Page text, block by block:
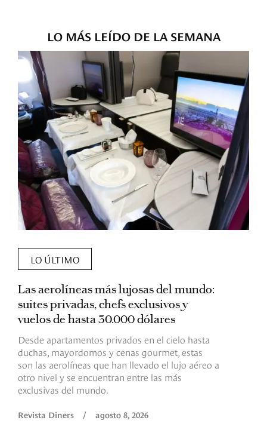
LO MÁS LEÍDO DE LA SEMANA
LO ÚLTIMO
Las aerolíneas más lujosas del mundo:
suites privadas, chefs exclusivos y
vuelos de hasta 30.000 dólares
Desde apartamentos privados en el cielo hasta
duchas, mayordomos y cenas gourmet, estas
son las aerolíneas que han llevado el lujo aéreo a
otro nivel y se encuentran entre las más
exclusivas del mundo.
Revista Diners / agosto 8, 2026